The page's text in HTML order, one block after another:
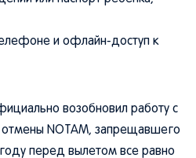
и офлайн-доступ к
возобновил работу с
отмены NOTAM, запрещавшего
перед вылетом все равно